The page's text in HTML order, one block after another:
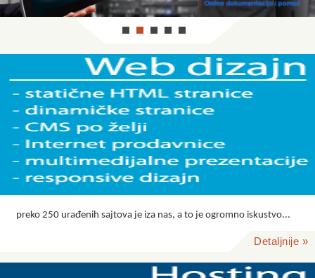
preko 250 urađenih sajtova je iza nas, a to je ogromno iskustvo...
Detaljnije »